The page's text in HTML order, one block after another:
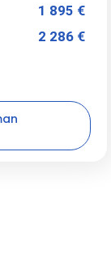
1 895 €
2 286 €